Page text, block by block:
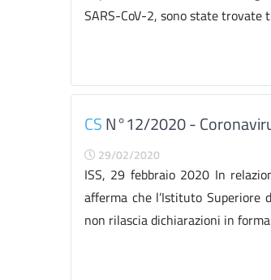
SARS-CoV-2, sono state trovate
CSN°12/2020 -
29/02/2020
ISS, 29 febbraio 2020 In
afferma che l’Istituto Superiore
non rilascia dichiarazioni in